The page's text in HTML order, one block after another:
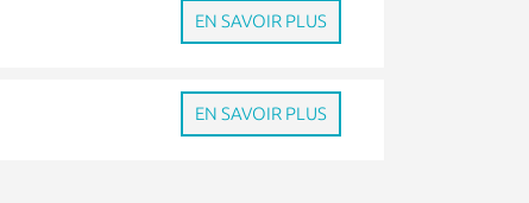
EN SAVOIR PLUS
EN SAVOIR PLUS